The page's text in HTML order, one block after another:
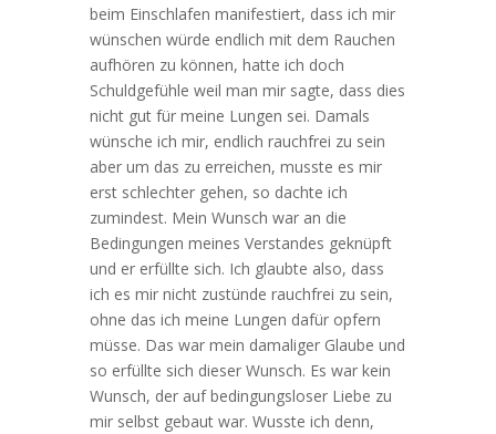
beim Einschlafen manifestiert, dass ich mir
wünschen würde endlich mit dem Rauchen
aufhören zu können, hatte ich doch
Schuldgefühle weil man mir sagte, dass dies
nicht gut für meine Lungen sei. Damals
wünsche ich mir, endlich rauchfrei zu sein
aber um das zu erreichen, musste es mir
erst schlechter gehen, so dachte ich
zumindest. Mein Wunsch war an die
Bedingungen meines Verstandes geknüpft
und er erfüllte sich. Ich glaubte also, dass
ich es mir nicht zustünde rauchfrei zu sein,
ohne das ich meine Lungen dafür opfern
müsse. Das war mein damaliger Glaube und
so erfüllte sich dieser Wunsch. Es war kein
Wunsch, der auf bedingungsloser Liebe zu
mir selbst gebaut war. Wusste ich denn,